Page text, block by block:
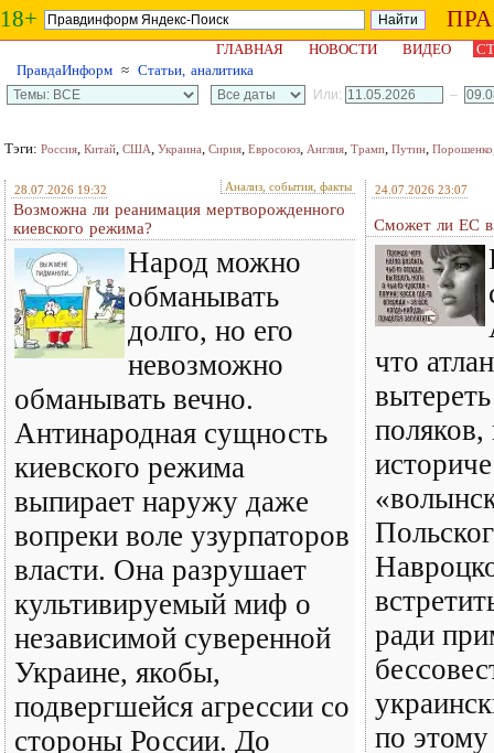
18+
ГЛАВНАЯ НОВОСТИ ВИДЕО
ПравдаИнформ ≈ Статьи, аналитика
Или: –
Тэги: Россия, Китай, США, Украина, Сирия, Евросоюз, Англия, Трамп, Путин, Порошенко
28.07.2026 19:32 Анализ, события, факты
Возможна ли реанимация мертворожденного
киевского режима?
Народ можно
обманывать
долго, но его
невозможно
обманывать вечно.
Антинародная сущность
киевского режима
выпирает наружу даже
вопреки воле узурпаторов
власти. Она разрушает
культивируемый миф о
независимой суверенной
Украине, якобы,
подвергшейся агрессии со
стороны России. До
24.07.2026 23:07
Сможет ли ЕС
что
ради
по